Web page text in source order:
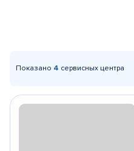
Показано 4 сервисных центра